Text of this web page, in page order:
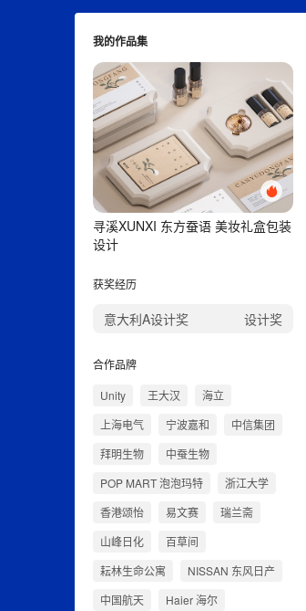
我的作品集
寻溪XUNXI 东方蚕语 美妆礼盒包装
设计
获奖经历
意大利A设计奖 设计奖
合作品牌
Unity
王大汉
海立
上海电气
宁波嘉和
中信集团
拜明生物
中蚕生物
POP MART 泡泡玛特
浙江大学
香港颂怡
易文赛
瑞兰斋
山峰日化
百草间
耘林生命公寓
NISSAN 东风日产
中国航天
Haier 海尔